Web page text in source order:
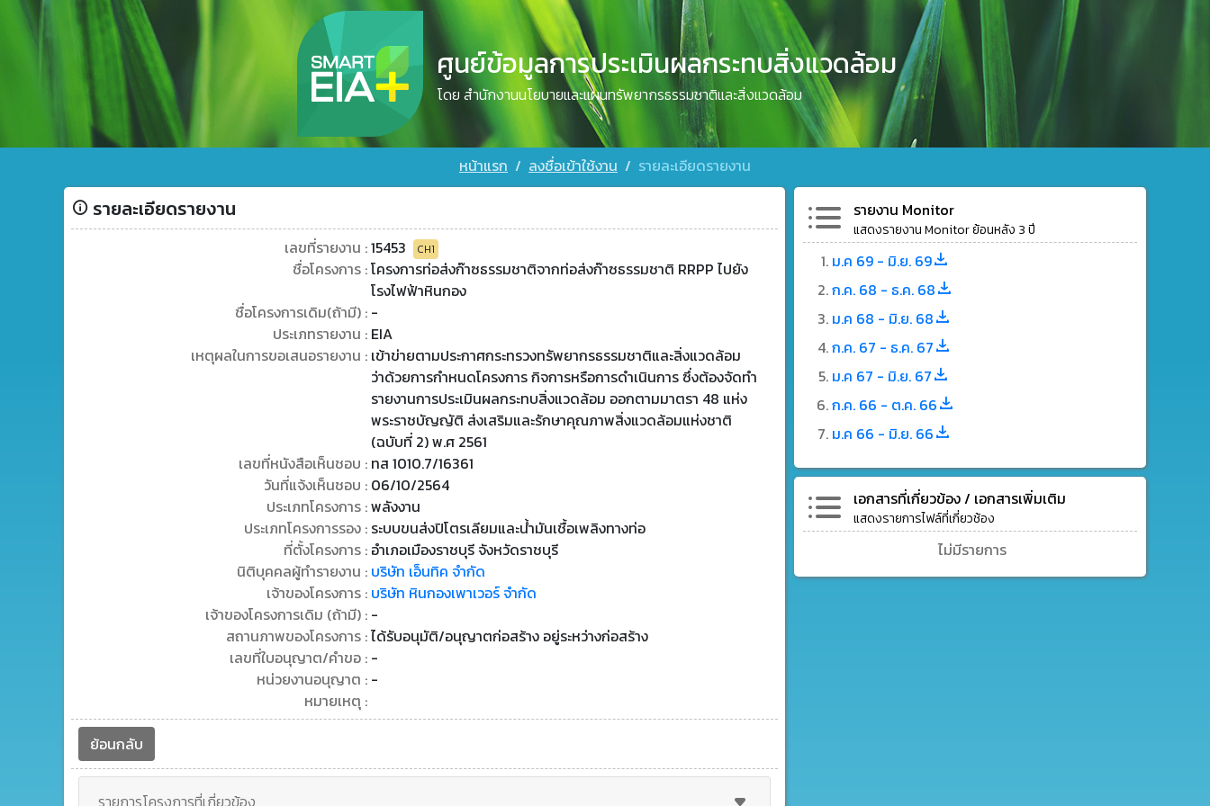
ศูนย์ข้อมูลการประเมินผลกระทบสิ่งแวดล้อม
โดย สำนักงานนโยบายและแผนทรัพยากรธรรมชาติและสิ่งแวดล้อม
หน้าแรก ลงชื่อเข้าใช้งาน รายละเอียดรายงาน
รายละเอียดรายงาน
เลขที่รายงาน :15453 CH1
ชื่อโครงการ :โครงการท่อส่งก๊าซธรรมชาติจากท่อส่งก๊าซธรรมชาติ RRPP ไปยัง
โรงไฟฟ้าหินกอง
ชื่อโครงการเดิม(ถ้ามี) : -
ประเภทรายงาน : EIA
เหตุผลในการขอเสนอรายงาน : เข้าข่ายตามประกาศกระทรวงทรัพยากรธรรมชาติและสิ่งแวดล้อม
ว่าด้วยการกำหนดโครงการ กิจการหรือการดำเนินการ ซึ่งต้องจัดทำ
รายงานการประเมินผลกระทบสิ่งแวดล้อม ออกตามมาตรา 48 แห่ง
พระราชบัญญัติ ส่งเสริมและรักษาคุณภาพสิ่งแวดล้อมแห่งชาติ
(ฉบับที่ 2) พ.ศ 2561
เลขที่หนังสือเห็นชอบ : ทส 1010.7/16361
วันที่แจ้งเห็นชอบ : 06/10/2564
ประเภทโครงการ :พลังงาน
ประเภทโครงการรอง : ระบบขนส่งปิโตรเลียมและน้ํามันเชื้อเพลิงทางท่อ
ที่ตั้งโครงการ : อำเภอเมืองราชบุรี จังหวัดราชบุรี
นิติบุคคลผู้ทำรายงาน : บริษัท เอ็นทิค จำกัด
เจ้าของโครงการ : บริษัท หินกองเพาเวอร์ จำกัด
เจ้าของโครงการเดิม (ถ้ามี) : -
สถานภาพของโครงการ :ได้รับอนุมัติ/อนุญาตก่อสร้าง อยู่ระหว่างก่อสร้าง
เลขที่ใบอนุญาต/คำขอ : -
หน่วยงานอนุญาต : -
หมายเหตุ :
ย้อนกลับ
รายงาน Monitor
แสดงรายงาน Monitor ย้อนหลัง 3 ปี
ม.ค 69 - มิ.ย. 69
ก.ค. 68 - ธ.ค. 68
ม.ค 68 - มิ.ย. 68
ก.ค. 67 - ธ.ค. 67
ม.ค 67 - มิ.ย. 67
ก.ค. 66 - ต.ค. 66
ม.ค 66 - มิ.ย. 66
เอกสารที่เกี่ยวข้อง / เอกสารเพิ่มเติม
แสดงรายการไฟล์ที่เกี่ยวช้อง
ไม่มีรายการ